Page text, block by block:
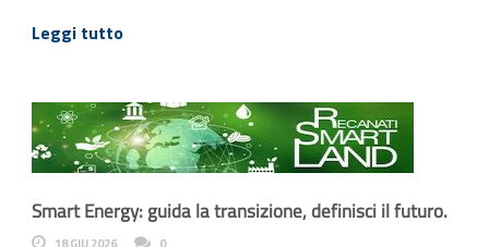
Leggi tutto
Smart Energy: guida la transizione, definisci il futuro.
18 GIU 2026 0